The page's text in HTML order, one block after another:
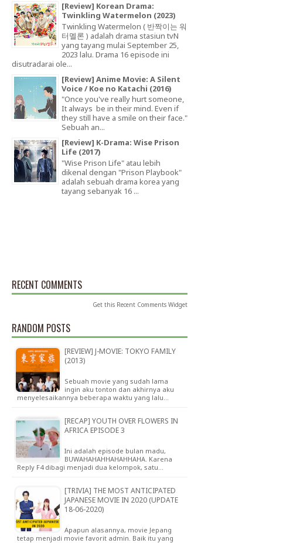
[Review] Korean Drama:
Twinkling Watermelon (2023)
Twinkling Watermelon ( 반짝이는 워
터멜론 ) adalah drama stasiun tvN
yang tayang mulai September 25,
2023 lalu. Drama 16 episode ini
disutradarai ole...
[Review] Anime Movie: A Silent
Voice / Koe no Katachi (2016)
"Once you've really hurt someone,
It always be in their mind. Even if
they still have a smile on their face."
Sebuah an...
[Review] K-Drama: Wise Prison
Life (2017)
"Wise Prison Life" atau lebih
dikenal dengan "Prison Playbook"
adalah sebuah drama korea yang
tayang sebanyak 16 ...
RECENT COMMENTS
Get this Recent Comments Widget
RANDOM POSTS
[REVIEW] J-MOVIE: TOKYO FAMILY
(2013)
Sebuah movie yang sudah lama
ingin aku tonton dan akhirnya aku
menyelesaikannya beberapa waktu yang lalu…
[RECAP] YOUTH OVER FLOWERS IN
AFRICA EPISODE 3
Ini adalah episode bulan madu,
BUWAHAHAHHAHAHHAHA. Karena
Reply F4 dibagi menjadi dua kelompok, satu…
[TRIVIA] THE MOST ANTICIPATED
JAPANESE MOVIE IN 2020 (UPDATE
18-06-2020)
Apapun alasannya, movie Jepang
tetap menjadi movie favorit admin. Baik itu yang